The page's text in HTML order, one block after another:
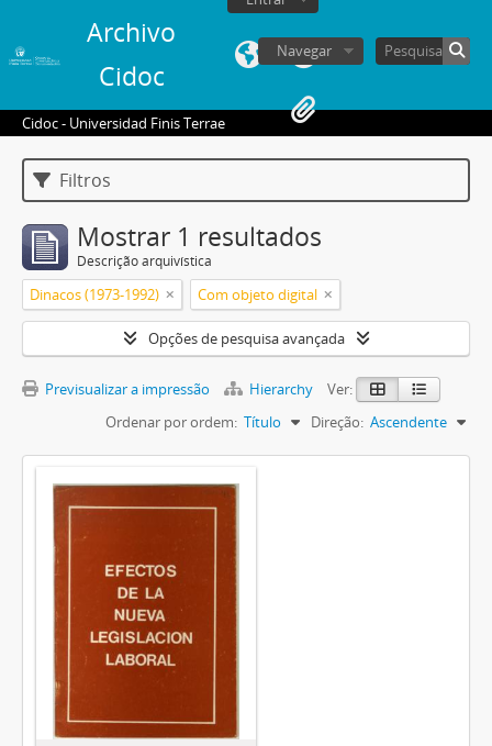
Archivo
Cidoc
Navegar
Cidoc - Universidad Finis Terrae
Filtros
Mostrar 1 resultados
Descrição arquivística
Dinacos (1973-1992) Com objeto digital
Opções de pesquisa avançada
Previsualizar a impressão Hierarchy
Ver:
Ordenar por ordem: Título Direção: Ascendente